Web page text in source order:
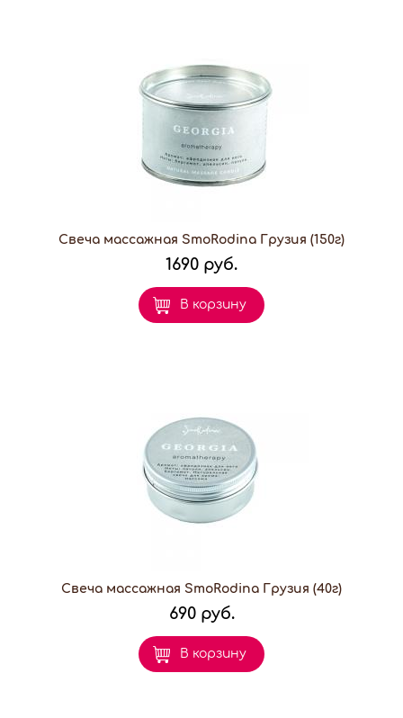
Свеча массажная SmoRodina Грузия (150г)
1690 руб.
В корзину
Свеча массажная SmoRodina Грузия (40г)
690 руб.
В корзину